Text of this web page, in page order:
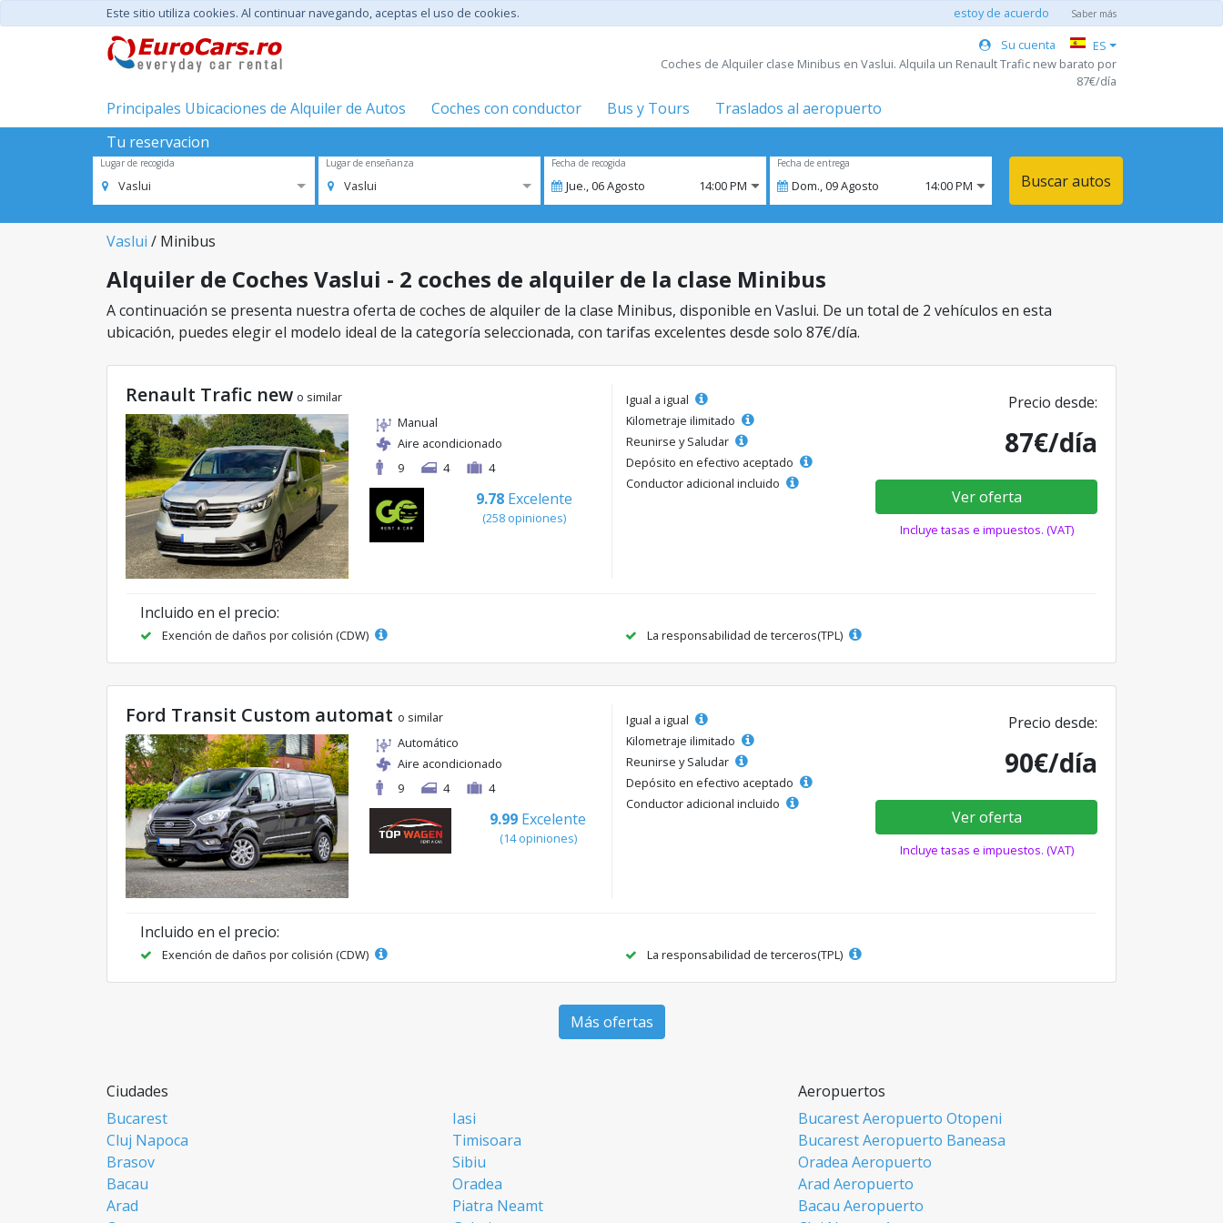
Este sitio utiliza cookies. Al continuar navegando, aceptas el uso de cookies. estoy de acuerdo Saber más
Su cuenta
ES
Coches de Alquiler clase Minibus en Vaslui. Alquila un Renault Trafic new barato por
87€/día
Principales Ubicaciones de Alquiler de Autos Coches con conductor Bus y Tours
Traslados al aeropuerto
Tu reservacion
Lugar de recogida
Vaslui
Lugar de enseñanza
Vaslui
Fecha de recogida
Jue.,06Agosto 14:00 PM
Fecha de entrega
Dom.,09Agosto 14:00 PM Buscar autos
Vaslui / Minibus
Alquiler de Coches Vaslui - 2 coches de alquiler de la clase Minibus
A continuación se presenta nuestra oferta de coches de alquiler de la clase Minibus, disponible en Vaslui. De un total de 2 vehículos en esta
ubicación, puedes elegir el modelo ideal de la categoría seleccionada, con tarifas excelentes desde solo 87€/día.
Renault Trafic new o similar
Manual
Aire acondicionado
9
4 4
9.78 Excelente
(258 opiniones)
Igual a igual
Kilometraje ilimitado
Reunirse y Saludar
Depósito en efectivo aceptado
Conductor adicional incluido
Precio desde:
87€/día
Ver oferta
Incluye tasas e impuestos. (VAT)
Incluido en el precio:
Exención de daños por colisión (CDW) La responsabilidad de terceros(TPL)
Ford Transit Custom automat o similar
Automático
Aire acondicionado
9
4 4
9.99 Excelente
(14 opiniones)
Igual a igual
Kilometraje ilimitado
Reunirse y Saludar
Depósito en efectivo aceptado
Conductor adicional incluido
Precio desde:
90€/día
Ver oferta
Incluye tasas e impuestos. (VAT)
Incluido en el precio:
Exención de daños por colisión (CDW) La responsabilidad de terceros(TPL)
Más ofertas
Ciudades
Bucarest
Iasi
Cluj Napoca
Timisoara
Brasov
Sibiu
Bacau
Oradea
Arad
Piatra Neamt
Aeropuertos
Bucarest Aeropuerto Otopeni
Bucarest Aeropuerto Baneasa
Oradea Aeropuerto
Arad Aeropuerto
Bacau Aeropuerto